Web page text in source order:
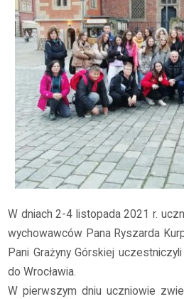
W dniach 2-4 listopada 2021 r.
wychowawców Pana Ryszarda
Pani Grażyny Górskiej
do Wrocławia.
W pierwszym dniu uczniowie